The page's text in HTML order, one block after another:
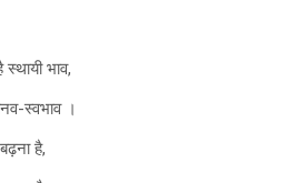
भाव,
स्वभाव ।
है,